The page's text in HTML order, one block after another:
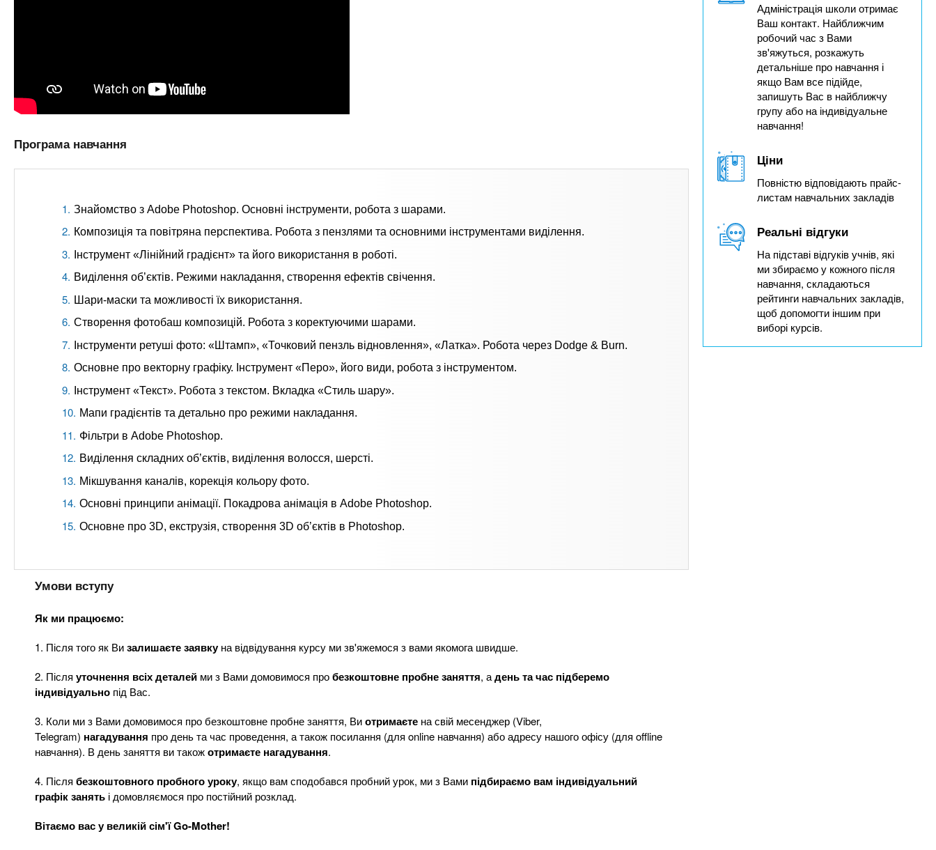
Програма навчання
Знайомство з Adobe Photoshop. Основні інструменти, робота з шарами.
Композиція та повітряна перспектива. Робота з пензлями та основними інструментами виділення.
Інструмент «Лінійний градієнт» та його використання в роботі.
Виділення об’єктів. Режими накладання, створення ефектів свічення.
Шари-маски та можливості їх використання.
Створення фотобаш композицій. Робота з коректуючими шарами.
Інструменти ретуші фото: «Штамп», «Точковий пензль відновлення», «Латка». Робота через Dodge & Burn.
Основне про векторну графіку. Інструмент «Перо», його види, робота з інструментом.
Інструмент «Текст». Робота з текстом. Вкладка «Стиль шару».
Мапи градієнтів та детально про режими накладання.
Фільтри в Adobe Photoshop.
Виділення складних об’єктів, виділення волосся, шерсті.
Мікшування каналів, корекція кольору фото.
Основні принципи анімації. Покадрова анімація в Adobe Photoshop.
Основне про 3D, екструзія, створення 3D об’єктів в Photoshop.
Умови вступу
Як ми працюємо:
1. Після того як Визалишаєте заявкуна відвідування курсу ми зв'яжемося з вами якомога швидше.
2. Після уточнення всіх деталей ми з Вами домовимося пробезкоштовне пробне заняття, адень та час підберемо
індивідуально під Вас.
3. Коли ми з Вами домовимося про безкоштовне пробне заняття, Виотримаєте на свій месенджер (Viber,
Telegram) нагадування про день та час проведення, а також посилання (для online навчання) або адресу нашого офісу (для offline
навчання). В день заняття ви такожотримаєте нагадування.
4. Після безкоштовного пробного уроку, якщо вам сподобався пробний урок, ми з Вами підбираємо вам індивідуальний
графік занять і домовляємося про постійний розклад.
Вітаємо вас у великій сім'ї Go-Mother!
Адміністрація школи отримає
Ваш контакт. Найближчим
робочий час з Вами
зв'яжуться, розкажуть
детальніше про навчання і
якщо Вам все підійде,
запишуть Вас в найближчу
групу або на індивідуальне
навчання!
Ціни
Повністю відповідають прайс-
листам навчальних закладів
Реальні відгуки
На підставі відгуків учнів, які
ми збираємо у кожного після
навчання, складаються
рейтинги навчальних закладів,
щоб допомогти іншим при
виборі курсів.